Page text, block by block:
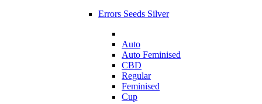
Errors Seeds Silver
Auto
Auto Feminised
CBD
Regular
Feminised
Cup